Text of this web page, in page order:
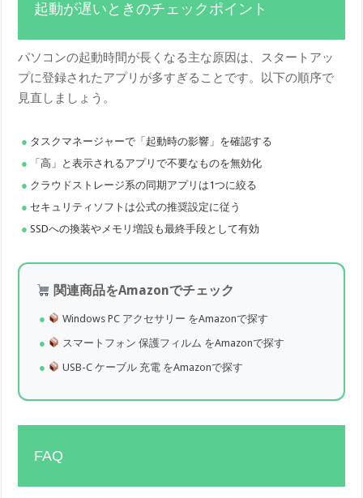
起動が遅いときのチェックポイント
パソコンの起動時間が長くなる主な原因は、スタートアッ
プに登録されたアプリが多すぎることです。以下の順序で
見直しましょう。
タスクマネージャーで「起動時の影響」を確認する
「高」と表示されるアプリで不要なものを無効化
クラウドストレージ系の同期アプリは1つに絞る
セキュリティソフトは公式の推奨設定に従う
SSDへの換装やメモリ増設も最終手段として有効
関連商品をAmazonでチェック
Windows PC アクセサリー をAmazonで探す
スマートフォン 保護フィルム をAmazonで探す
USB-C ケーブル 充電 をAmazonで探す
FAQ